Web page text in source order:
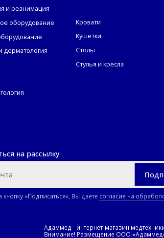
и реанимация
оборудование
дерматология
Кровати
Кушетки
Столы
Стулья и кресла
на рассылку
«Подписаться», Вы даете согласие на
Адаммед - интернет-магазин
Внимание! Размещение ООО «Адаммед»